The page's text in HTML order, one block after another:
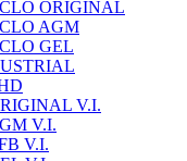
ORIGINAL
AGM
GEL
V.I.
V.I.
V.I.